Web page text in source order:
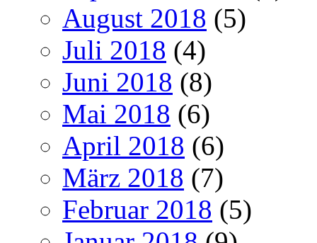
August 2018 (5)
Juli 2018 (4)
Juni 2018 (8)
Mai 2018 (6)
April 2018 (6)
März 2018 (7)
Februar 2018 (5)